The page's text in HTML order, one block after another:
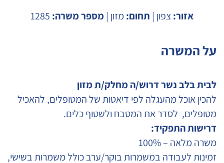
אזור:צפון | תחום: מזון | מספר משרה:
על המשרה
לבית בלב נשר דרוש/ה מחלק/ת מזון
להכין אוכל מהעגלה לפי דיאטות של המטופלים, להאכיל
מטופלים, לסדר את המטבח ולשטוף כלים.
דרישות התפקיד:
משרה מלאה – 100%
זמינות לעבודה במשמרות בוקר/ערב כולל משמרות בשישי,